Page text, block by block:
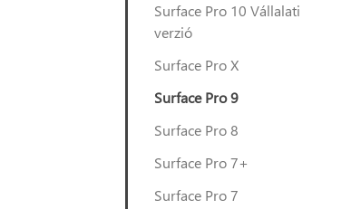
Surface Pro 10 Vállalati
verzió
Surface Pro X
Surface Pro 9
Surface Pro 8
Surface Pro 7+
Surface Pro 7